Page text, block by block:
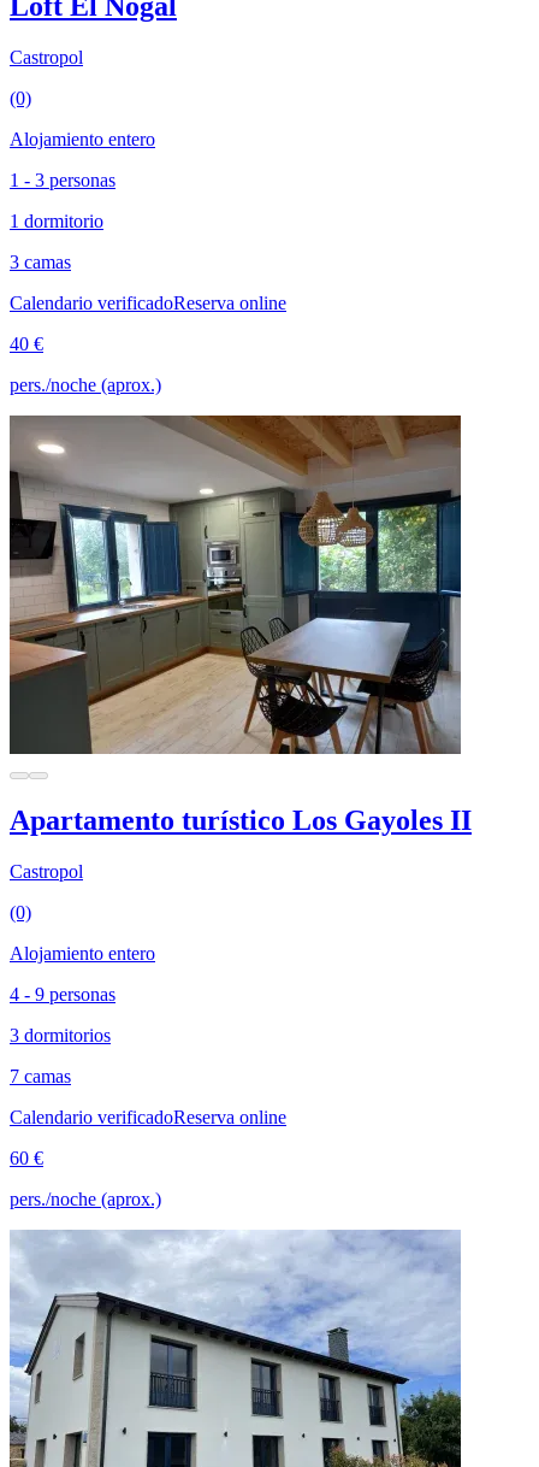
Castropol
(0)
Alojamiento entero
1 - 3 personas
1 dormitorio
3 camas
Calendario verificadoReserva online
40 €
pers./noche (aprox.)
Apartamento turístico Los Gayoles II
Castropol
(0)
Alojamiento entero
4 - 9 personas
3 dormitorios
7 camas
Calendario verificadoReserva online
60 €
pers./noche (aprox.)